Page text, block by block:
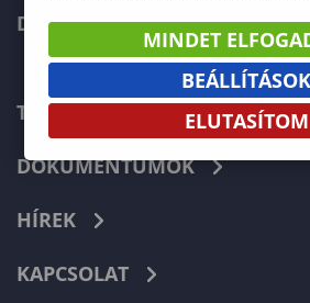
DOKTORI ISKOLA
TELEFONKÖNYV
DOKUMENTUMOK
HÍREK
KAPCSOLAT
MINDET
BEÁLLÍTÁSOK
ELUTASÍTOM